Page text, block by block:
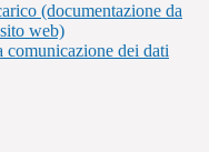
(documentazione da
web)
comunicazione dei dati